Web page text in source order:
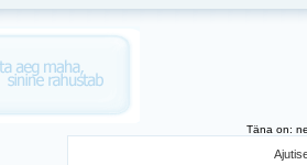
Täna on: